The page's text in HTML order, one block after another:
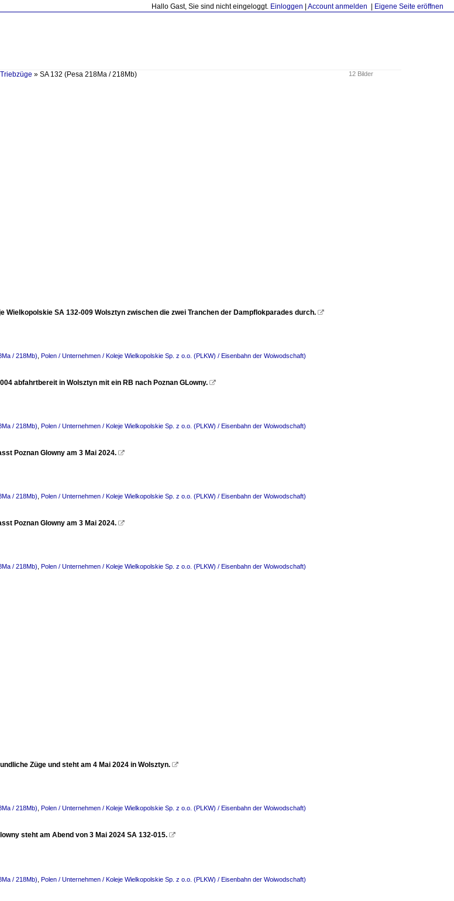
Hallo Gast, Sie sind nicht eingeloggt. Einloggen Account anmelden Eigene Seite eröffnen
12 Bilder
Triebzüge » SA 132 (Pesa 218Ma / 218Mb)
Wielkopolskie SA 132-009 Wolsztyn zwischen die zwei Tranchen der Dampflokparades durch. 
/ 218Mb) Polen / Unternehmen / Koleje Wielkopolskie Sp. z o.o. (PLKW) / Eisenbahn der Woiwodschaft)
abfahrtbereit in Wolsztyn mit ein RB nach Poznan GLowny. 
/ 218Mb) Polen / Unternehmen / Koleje Wielkopolskie Sp. z o.o. (PLKW) / Eisenbahn der Woiwodschaft)
Poznan Glowny am 3 Mai 2024. 
/ 218Mb) Polen / Unternehmen / Koleje Wielkopolskie Sp. z o.o. (PLKW) / Eisenbahn der Woiwodschaft)
Poznan Glowny am 3 Mai 2024. 
/ 218Mb) Polen / Unternehmen / Koleje Wielkopolskie Sp. z o.o. (PLKW) / Eisenbahn der Woiwodschaft)
Züge und steht am 4 Mai 2024 in Wolsztyn. 
/ 218Mb) Polen / Unternehmen / Koleje Wielkopolskie Sp. z o.o. (PLKW) / Eisenbahn der Woiwodschaft)
steht am Abend von 3 Mai 2024 SA 132-015. 
/ 218Mb) Polen / Unternehmen / Koleje Wielkopolskie Sp. z o.o. (PLKW) / Eisenbahn der Woiwodschaft)